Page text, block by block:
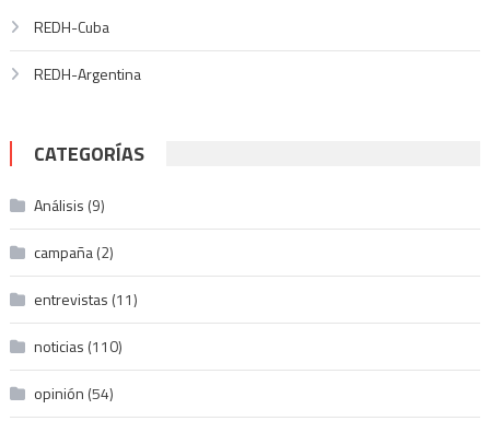
REDH-Cuba
REDH-Argentina
CATEGORÍAS
Análisis (9)
campaña(2)
entrevistas (11)
noticias (110)
opinión (54)